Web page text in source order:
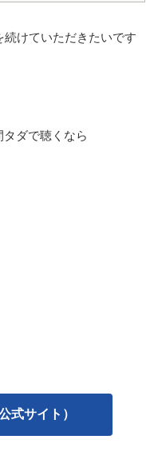
けていただきたいです
タダで聴くなら
式サイト）